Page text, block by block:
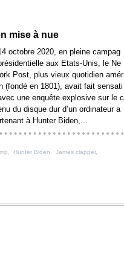
mise à nue
octobre 2020, en pleine campag
aux Etats-Unis, le Ne
Post, plus vieux quotidien amér
(fondé en 1801), avait fait sensati
une enquête explosive sur le c
du disque dur d’un ordinateur a
à Hunter Biden,...
Hunter Biden James clapper,